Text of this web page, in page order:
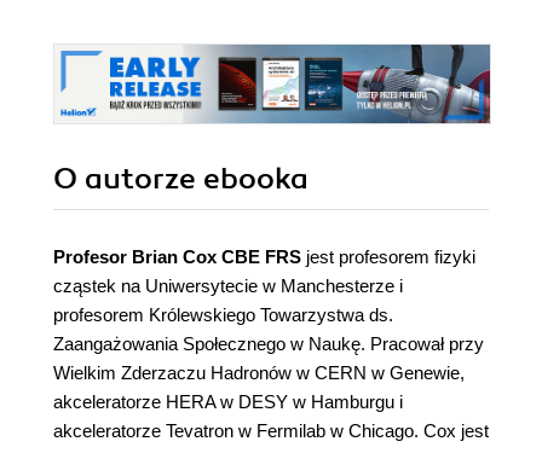
O autorze ebooka
Profesor Brian Cox CBE FRS jest profesorem fizyki
cząstek na Uniwersytecie w Manchesterze i
profesorem Królewskiego Towarzystwa ds.
Zaangażowania Społecznego w Naukę. Pracował przy
Wielkim Zderzaczu Hadronów w CERN w Genewie,
akceleratorze HERA w DESY w Hamburgu i
akceleratorze Tevatron w Fermilab w Chicago. Cox jest